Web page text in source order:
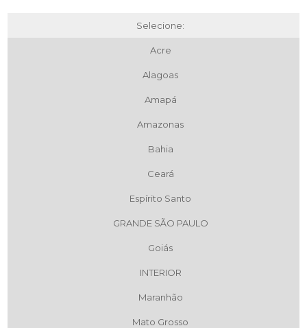
Selecione:
Acre
Alagoas
Amapá
Amazonas
Bahia
Ceará
Espírito Santo
GRANDE SÃO PAULO
Goiás
INTERIOR
Maranhão
Mato Grosso